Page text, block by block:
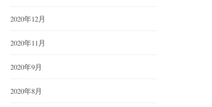
2020年12月
2020年11月
2020年9月
2020年8月